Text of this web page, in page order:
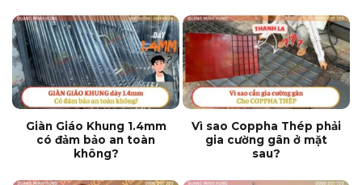
Giàn Giáo Khung 1.4mm
có đảm bảo an toàn
không?
Vì sao Coppha Thép phải
gia cường gân ở mặt
sau?